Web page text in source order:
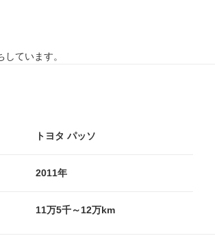
ています。
トヨタ パッソ
2011年
11万5千～12万km